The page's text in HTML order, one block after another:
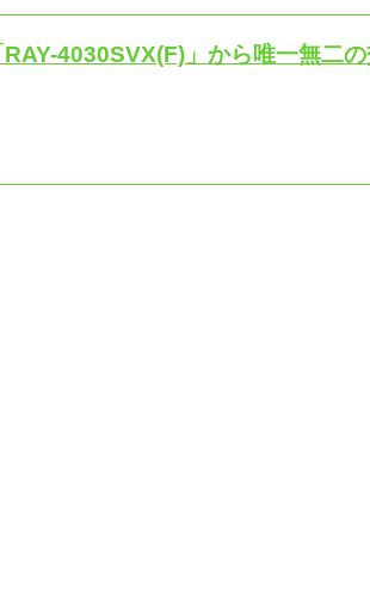
4030SVX(F)」から唯一無二